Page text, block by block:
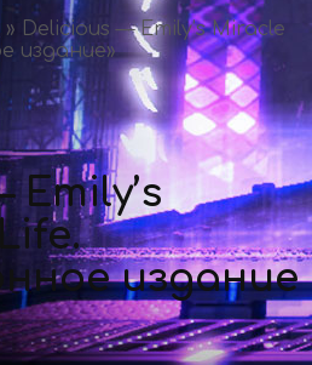
» Delicious — Emily’s Miracle
издание»
Emily’s
издание